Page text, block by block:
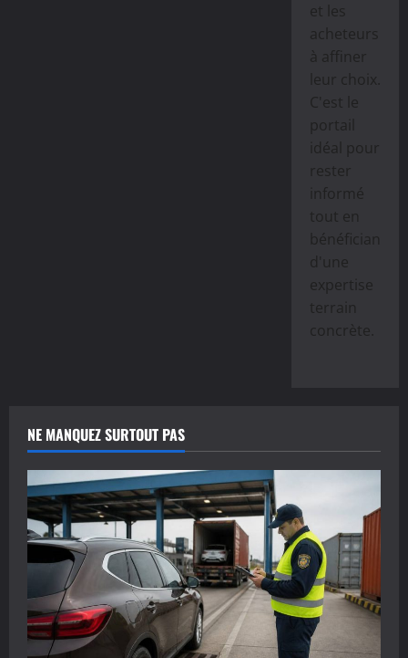
et les
acheteurs
à affiner
leur choix.
C'est le
portail
idéal pour
rester
informé
tout en
bénéficiant
d'une
expertise
terrain
concrète.
NE MANQUEZ SURTOUT PAS